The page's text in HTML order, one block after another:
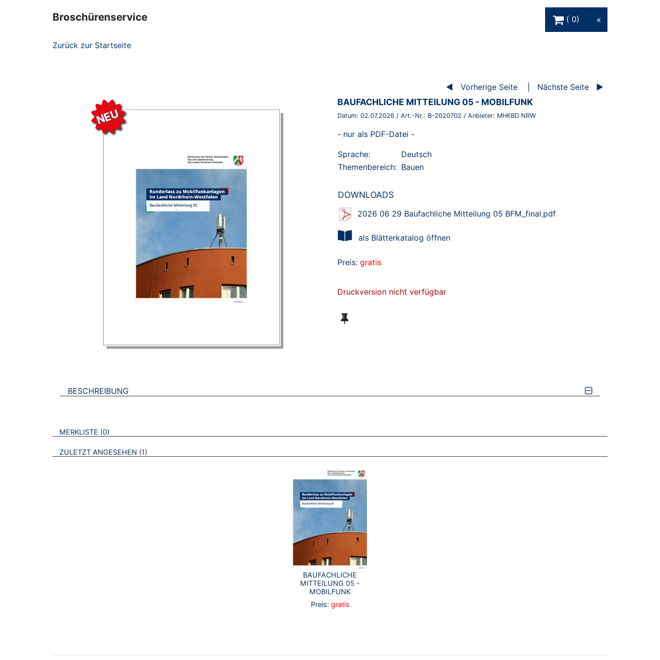
Broschürenservice
0
Zurück zur Startseite
Vorherige Seite Nächste Seite
NEU
BROSCHÜRE:
BAUFACHLICHE MITTEILUNG 05 - MOBILFUNK
Datum: 02.07.2026 / Art.-Nr.: B-2020702 / Anbieter: MHKBD NRW
- nur als PDF-Datei -
Sprache:
Deutsch
Themenbereich: Bauen
DOWNLOADS
2026 06 29 Baufachliche Mitteilung 05 BFM_final.pdf
als Blätterkatalog öffnen
Preis: gratis
Druckversion nicht verfügbar
BESCHREIBUNG
VERWEISE AUF VERMERKTE- ODER ZULETZT ANGESEHENE BROSCHÜREN
MERKLISTE 0
ZULETZT ANGESEHEN 1
BAUFACHLICHE
MITTEILUNG 05 -
MOBILFUNK
Preis: gratis